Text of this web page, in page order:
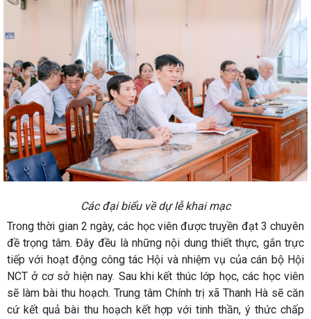
Các đại biểu về dự lễ khai mạc
Trong thời gian 2 ngày, các học viên được truyền đạt 3 chuyên
đề trọng tâm. Đây đều là những nội dung thiết thực, gắn trực
tiếp với hoạt động công tác Hội và nhiệm vụ của cán bộ Hội
NCT ở cơ sở hiện nay. Sau khi kết thúc lớp học, các học viên
sẽ làm bài thu hoạch. Trung tâm Chính trị xã Thanh Hà sẽ căn
cứ kết quả bài thu hoạch kết hợp với tinh thần, ý thức chấp